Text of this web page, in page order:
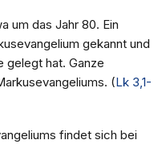
um das Jahr 80. Ein
gekannt und
gelegt hat. Ganze
(Lk 3,1-
findet sich bei